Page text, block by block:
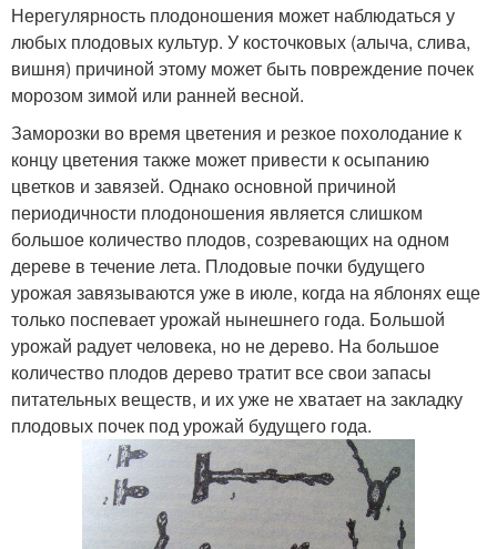
Нерегулярность плодоношения может наблюдаться у
любых плодовых культур. У косточковых (алыча, слива,
вишня) причиной этому может быть повреждение почек
морозом зимой или ранней весной.
Заморозки во время цветения и резкое похолодание к
концу цветения также может привести к осыпанию
цветков и завязей. Однако основной причиной
периодичности плодоношения является слишком
большое количество плодов, созревающих на одном
дереве в течение лета. Плодовые почки будущего
урожая завязываются уже в июле, когда на яблонях еще
только поспевает урожай нынешнего года. Большой
урожай радует человека, но не дерево. На большое
количество плодов дерево тратит все свои запасы
питательных веществ, и их уже не хватает на закладку
плодовых почек под урожай будущего года.